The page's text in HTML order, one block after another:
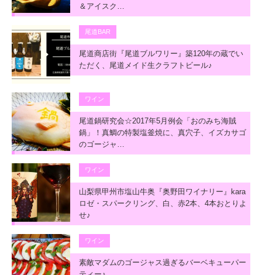
＆アイスク…
尾道BAR
尾道商店街『尾道ブルワリー』築120年の蔵でい
ただく、尾道メイド生クラフトビール♪
ワイン
尾道鍋研究会☆2017年5月例会「おのみち海賊
鍋」！真鯛の特製塩釜焼に、真穴子、イズカサゴ
のゴージャ…
ワイン
山梨県甲州市塩山牛奥『奥野田ワイナリー』kara
ロゼ・スパークリング、白、赤2本、4本おとりよ
せ♪
ワイン
素敵マダムのゴージャス過ぎるバーベキューパー